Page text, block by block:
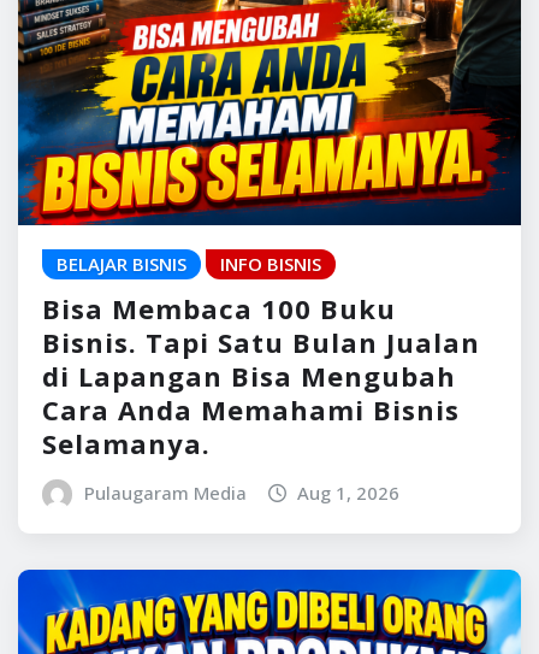
BELAJAR BISNIS INFO BISNIS
Bisa Membaca 100 Buku
Bisnis. Tapi Satu Bulan Jualan
di Lapangan Bisa Mengubah
Cara Anda Memahami Bisnis
Selamanya.
Pulaugaram Media Aug 1, 2026